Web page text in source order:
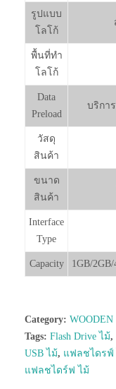
รูปแบบ
โลโก้
พื้นที่ทำ
โลโก้
Data
Preload
บริกา
วัสดุ
สินค้า
ขนาด
สินค้า
Interface
Type
Capacity 1GB/
Category: WOODEN
Tags: Flash Drive ไม้,
USB ไม้, แฟลชไดรฟ์
แฟลชไดร์ฟ ไม้